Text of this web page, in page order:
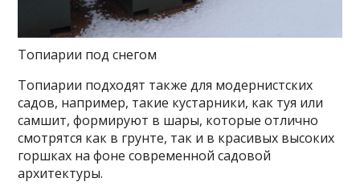
Топиарии под снегом
Топиарии подходят также для модернистских
садов, например, такие кустарники, как туя или
самшит, формируют в шары, которые отлично
смотрятся как в грунте, так и в красивых высоких
горшках на фоне современной садовой
архитектуры.